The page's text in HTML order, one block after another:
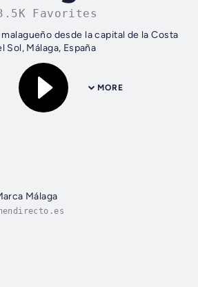
Favorites
desde la capital de la Costa
Sol, Málaga, España
MORE
Málaga